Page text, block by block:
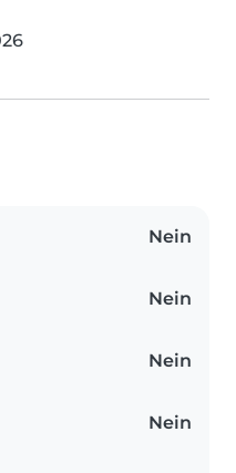
Nein
Nein
Nein
Nein